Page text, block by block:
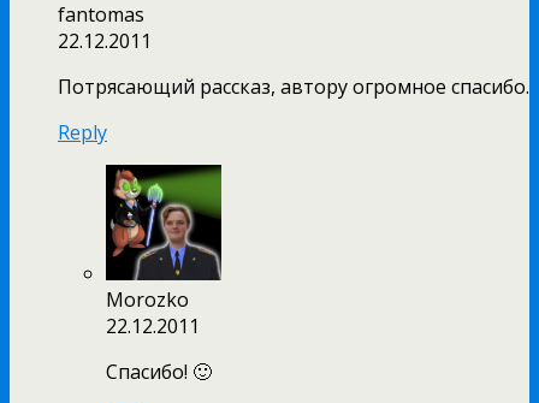
fantomas
22.12.2011
Потрясающий рассказ, автору огромное спасибо.
Reply
Morozko
22.12.2011
Спасибо! 🙂